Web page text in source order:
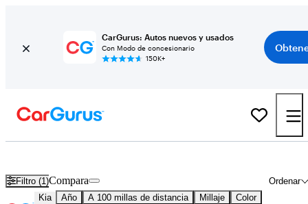
CarGurus: Autos nuevos y usados
Con Modo de concesionario
150K+
Filtro (1) Ordenar
Compara
Kia Año A 100 millas de distancia Millaje Color